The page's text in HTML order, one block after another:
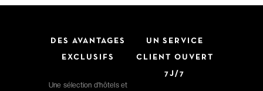
DES AVANTAGES
EXCLUSIFS
Une sélection d'hôtels et
UN SERVICE
CLIENT OUVERT
7J/7